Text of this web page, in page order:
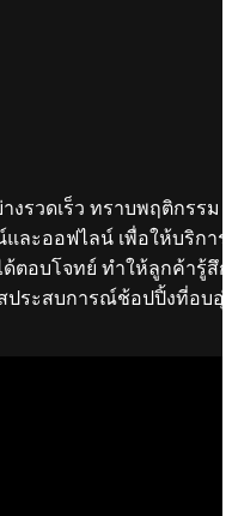
งรวดเร็ว ทราบพฤติกรรม
ละออฟไลน์ เพื่อให้บริการ
ตอบโจทย์ ทำให้ลูกค้ารู้สึก
ประสบการณ์ช้อปปิ้งที่อบอุ่